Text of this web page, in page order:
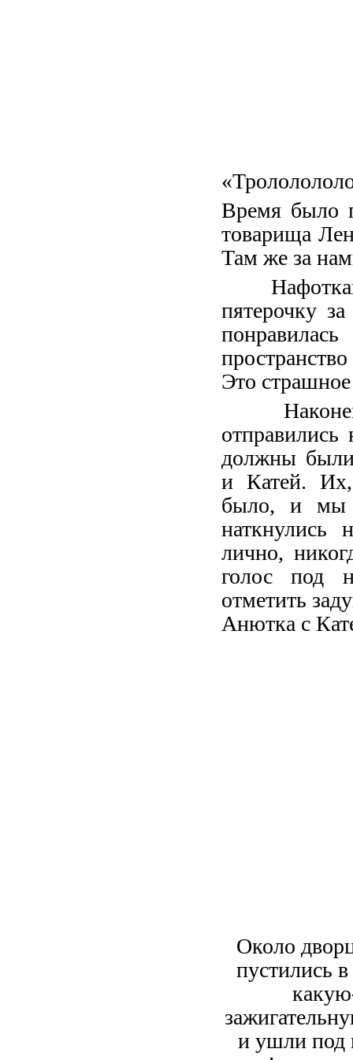
Время было
товарища
Там же за
пятерочку
Это
должны
и Катей.
было, и мы
наткнулись
лично,
голос под
отметить
Анютка c
Около
пустились
и ушли под